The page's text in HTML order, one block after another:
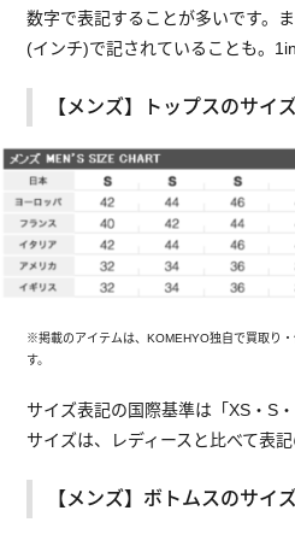
数字で表記することが多いです。
(インチ)で記されていることも。
【メンズ】トップスのサイ
※掲載のアイテムは、KOMEHYO独自で買取り
す。
サイズ表記の国際基準は「XS・S
サイズは、レディースと比べて表記
【メンズ】ボトムスのサイ